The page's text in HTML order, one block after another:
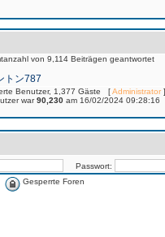
von 9,114 Beiträgen geantwortet
トン787
Benutzer, 1,377 Gäste [Administrator
war90,230 am 16/02/2024 09:28:16
Passwort:
Gesperrte Foren